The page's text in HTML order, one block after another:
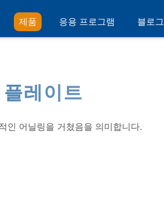
제품 응용 프로그램 블로그
레이트
인 어닐링을 거쳤음을 의미합니다.